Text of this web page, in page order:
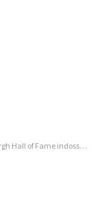
indossano lo stesso numero